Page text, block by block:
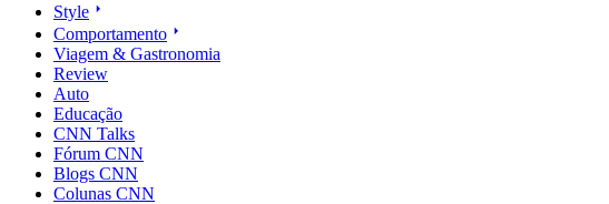
Style
Comportamento
Viagem & Gastronomia
Review
Auto
Educação
CNN Talks
Fórum CNN
Blogs CNN
Colunas CNN